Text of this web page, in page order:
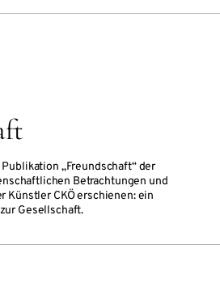
„Freundschaft“ der
Betrachtungen und
Künstler CKÖ erschienen: ein
Gesellschaft.